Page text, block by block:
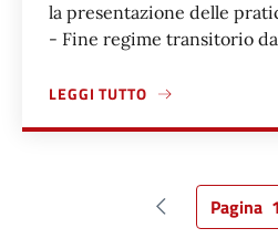
la presentazione delle
- Fine regime transitorio
LEGGI TUTTO
A PROPOSITO DI
PaginaPagina 1